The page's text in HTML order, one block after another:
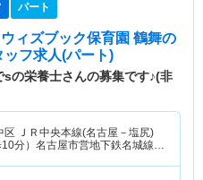
パート
ィズブック保育園 鶴舞の
フ求人(パート)
sの栄養士さんの募集です♪(非
区 ＪＲ中央本線(名古屋－塩尻)
10分）名古屋市営地下鉄名城線